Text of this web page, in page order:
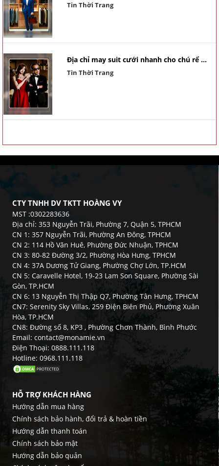
Tin Thời Trang
Địa chỉ may suit cưới nhanh cho chú rể ...
Tin Thời Trang
CTY TNHH DV TKTT HOÀNG VY
MST :0302283636
Địa chỉ: 353 Nguyễn Trãi, Phường 7, Quận 5, TPHCM
CN 1: 357 Nguyễn Trãi, Phường An Đông, TPHCM
CN 2: 114 Hồ Văn Huê, Phường Đức Nhuận, TPHCM
CN 3: 80-82 Đường 3/2, Phường Hòa Hưng, TPHCM
CN 4: 37A Dương Tử Giang, Phường Chợ Lớn, TP.HCM
CN 5: Caravelle Hotel, 19-23 Lam Son Square, Phường Sài
Gòn, TP.HCM
CN 6: 13 Nguyễn Thị Thập Q7, Phường Tân Hưng, TPHCM
CN7: Serenity Sky Villas, 259 Điện Biên Phủ, Phường Xuân
Hòa, TP.HCM
CN8: Đường số 8, KP3 , Phường Chơn Thành, Bình Phước
Email: contact@monamie.vn
Điện Thoại: 0888.111.118
Hotline: 0968.111.118
HỖ TRỢ KHÁCH HÀNG
Hướng dẫn mua hàng
Chính sách bảo hành, đổi trả & hoàn tiền
Hướng dẫn thanh toán
Chính sách bảo mật
Hướng dẫn bảo quản